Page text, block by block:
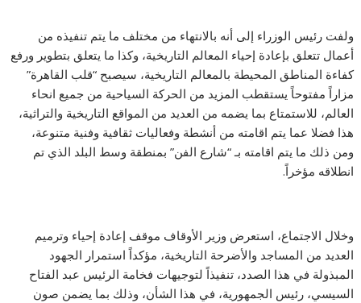
ولفت رئيس الوزراء إلى أنه بالانتهاء من مختلف ما يتم تنفيذه من
أعمال تتعلق بإعادة إحياء المعالم التاريخية، وكذا ما يتعلق بتطوير ورفع
كفاءة المناطق المحيطة بالمعالم التاريخية، سيصبح “قلب القاهرة”
مزاراً مفتوحاً يستقطب المزيد من الحركة السياحية من جميع انحاء
العالم، للاستمتاع بما يضمه من العديد من المواقع التاريخية والتراثية،
هذا فضلا عما يتم اقامته من أنشطة وفعاليات ثقافية وفنية متنوعة،
ومن ذلك ما يتم اقامته بـ “شارع الفن” بمنطقة وسط البلد الذي تم
انطلاقه مؤخراً.
وخلال الاجتماع، استعرض وزير الأوقاف موقف إعادة إحياء وترميم
العديد من المساجد والأضرحة التاريخية، مؤكداً استمرار الجهود
المبذولة في هذا الصدد، تنفيذاً لتوجيهات فخامة الرئيس عبد الفتاح
السيسي، رئيس الجمهورية، في هذا الشأن، وذلك بما يضمن صون